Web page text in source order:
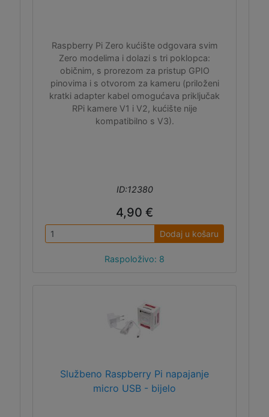
Raspberry Pi Zero kućište odgovara svim
Zero modelima i dolazi s tri poklopca:
običnim, s prorezom za pristup GPIO
pinovima i s otvorom za kameru (priloženi
kratki adapter kabel omogućava priključak
RPi kamere V1 i V2, kućište nije
kompatibilno s V3).
ID:12380
4,90 €
Dodaj u košaru
Raspoloživo: 8
Službeno Raspberry Pi napajanje
micro USB - bijelo